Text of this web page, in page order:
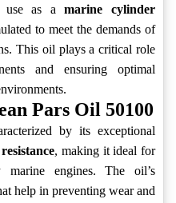
use as amarine cylinder
to meet the demands of
This oil plays a critical role
and ensuring optimal
Pars Oil 50100
by its exceptional
, making it ideal for
marine engines. The oil’s
help in preventing wear and